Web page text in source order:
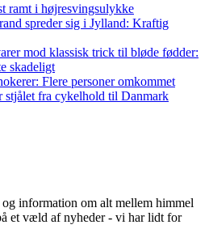
ramt i højresvingsulykke
spreder sig i Jylland: Kraftig
mod klassisk trick til bløde fødder:
skadeligt
Flere personer omkommet
stjålet fra cykelhold til Danmark
information om alt mellem himmel
et væld af nyheder - vi har lidt for